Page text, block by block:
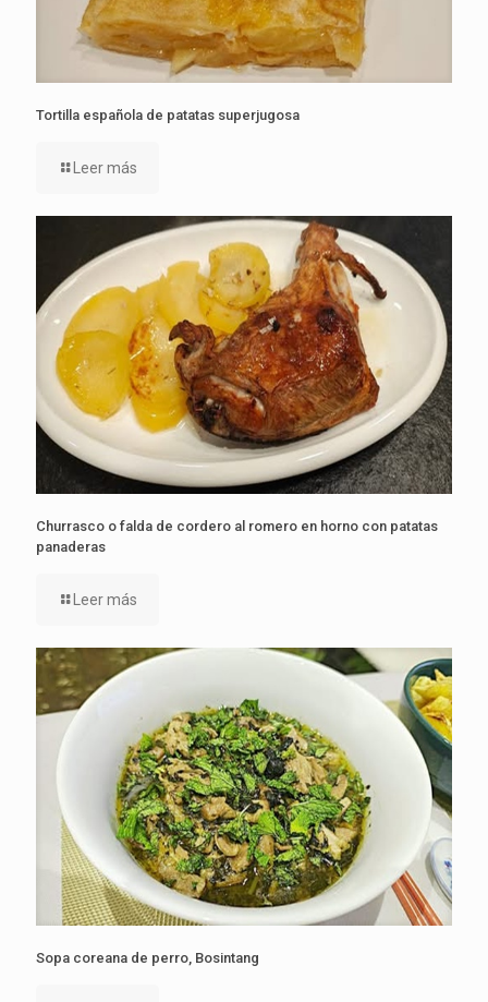
Tortilla española de patatas superjugosa
Leer más
Churrasco o falda de cordero al romero en horno con patatas
panaderas
Leer más
Sopa coreana de perro, Bosintang